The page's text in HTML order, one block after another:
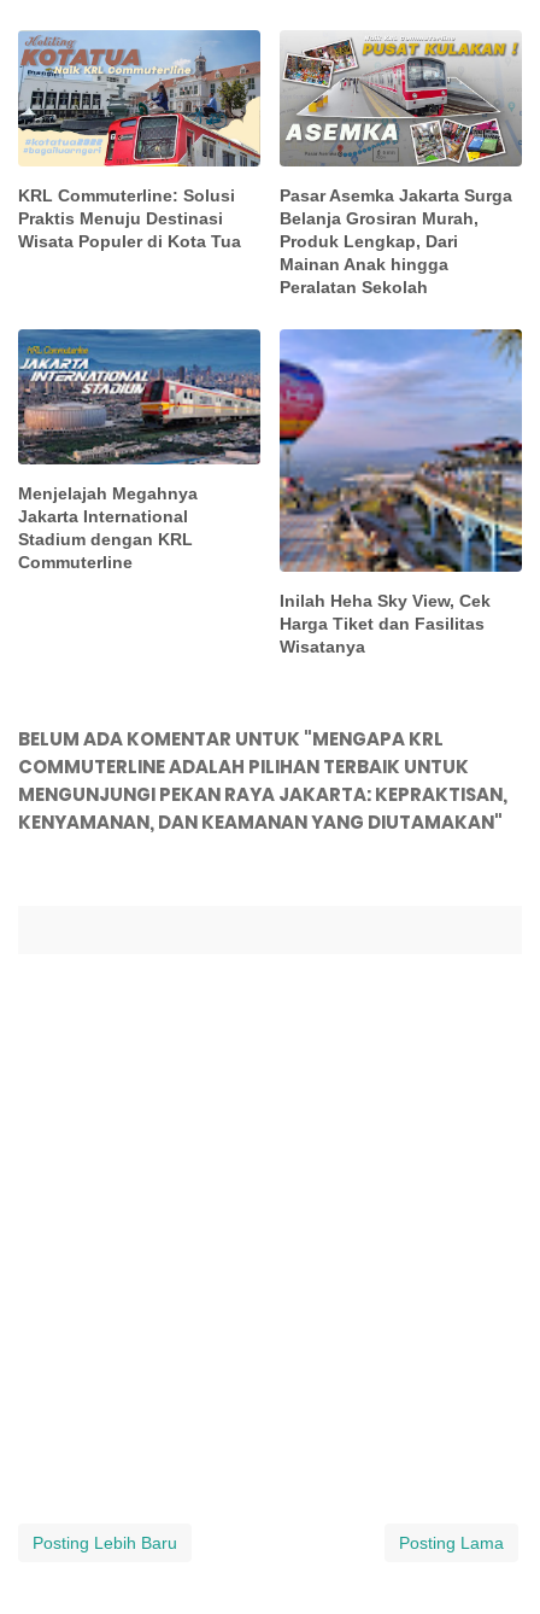
KRL Commuterline: Solusi
Praktis Menuju Destinasi
Wisata Populer di Kota Tua
Pasar Asemka Jakarta Surga
Belanja Grosiran Murah,
Produk Lengkap, Dari
Mainan Anak hingga
Peralatan Sekolah
Menjelajah Megahnya
Jakarta International
Stadium dengan KRL
Commuterline
Inilah Heha Sky View, Cek
Harga Tiket dan Fasilitas
Wisatanya
BELUM ADA KOMENTAR UNTUK "MENGAPA KRL
COMMUTERLINE ADALAH PILIHAN TERBAIK UNTUK
MENGUNJUNGI PEKAN RAYA JAKARTA: KEPRAKTISAN,
KENYAMANAN, DAN KEAMANAN YANG DIUTAMAKAN"
Posting Lebih Baru Posting Lama